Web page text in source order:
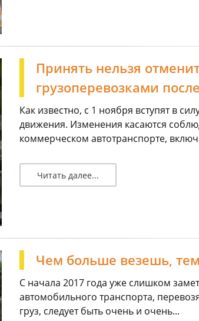
Принять нельзя
грузоперевозками
Как известно, с 1 ноября вступят в
движения. Изменения касаются
коммерческом автотранспорте,
Читать далее...
Чем больше везешь,
С начала 2017 года уже слишком
автомобильного транспорта,
груз, следует быть очень и очень...